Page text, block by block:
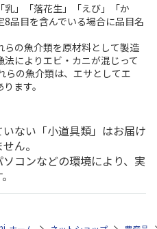
」「落花生」「えび」「か
品目を含んでいる場合に品目名
の魚介類を原材料として製造
によりエビ・カニが混じって
らの魚介類は、エサとしてエ
ます。
ない「小道具類」はお届け
ん。
コンなどの環境により、実